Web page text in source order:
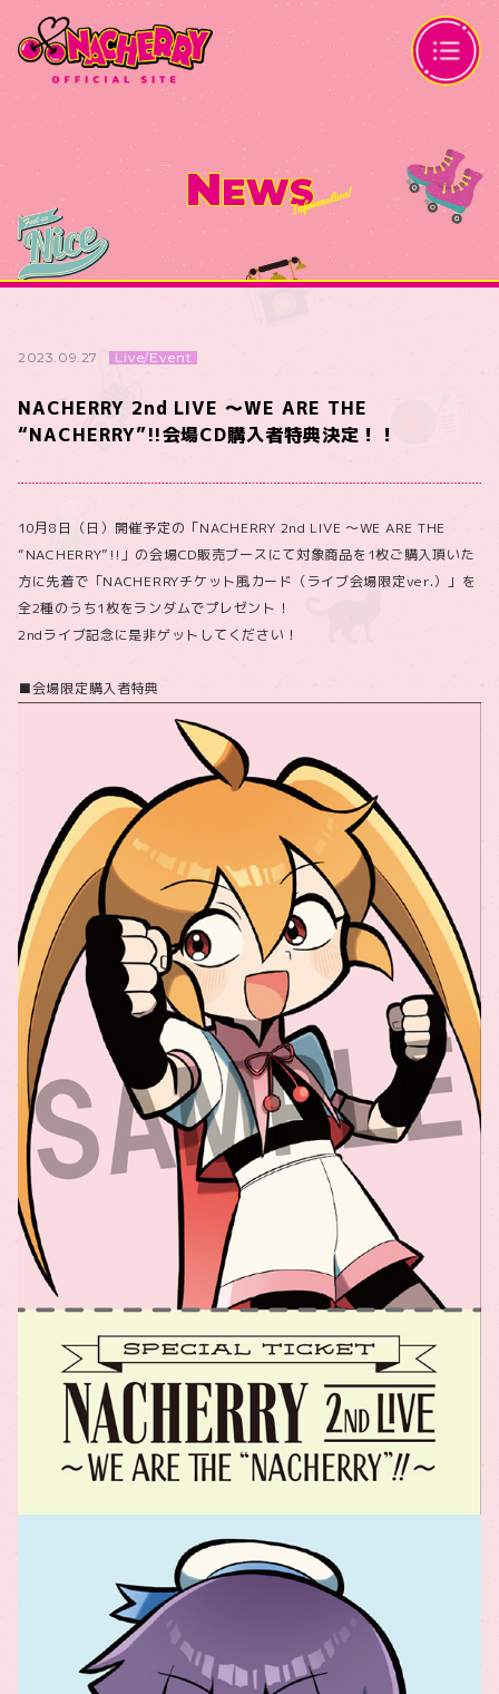
NEWS
2023.09.27 Live/Event
NACHERRY 2nd LIVE 〜WE ARE THE
“NACHERRY”!!会場CD購入者特典決定！！
10月8日（日）開催予定の「NACHERRY 2nd LIVE 〜WE ARE THE
“NACHERRY”!!」の会場CD販売ブースにて対象商品を1枚ご購入頂いた
方に先着で「NACHERRYチケット風カード（ライブ会場限定ver.）」を
全2種のうち1枚をランダムでプレゼント！
2ndライブ記念に是非ゲットしてください！
■会場限定購入者特典